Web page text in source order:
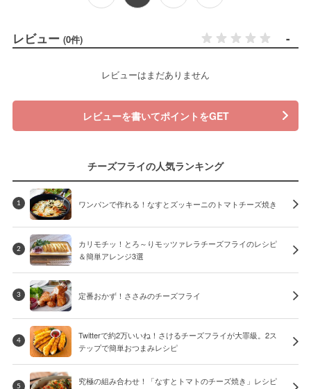
レビュー (0件) -
レビューはまだありません
レビューを書いてポイントをGET
チーズフライの人気ランキング
1 ワンパンで作れる！なすとズッキーニのトマトチーズ焼き
2
カリモチッ！とろ～りモッツァレラチーズフライのレシピ
＆簡単アレンジ3選
3 定番おかず！ささみのチーズフライ
4
Twitterで約2万いいね！さけるチーズフライが大罪級。2ス
テップで簡単おつまみレシピ
5
究極の組み合わせ！「なすとトマトのチーズ焼き」レシピ